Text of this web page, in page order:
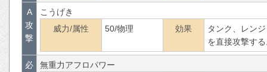
A
攻
撃
こうげき
威力/属性
50/物理 効果
タンク、レン
を直接攻撃す
必
無重力アフロパワー